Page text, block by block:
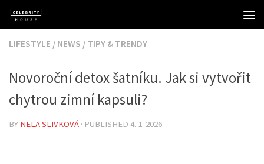
Skip to content
LIFESTYLE / NEWS / TIPY & TRENDY
Novoroční detox šatníku. Jak si vytvořit
chytrou zimní kapsuli?
BY NELA SLIVKOVÁ · PUBLISHED 4. 1. 2026